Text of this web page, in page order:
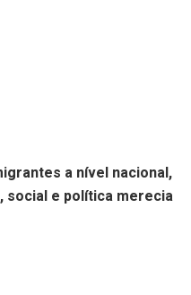
a nível nacional,
social e política merecia